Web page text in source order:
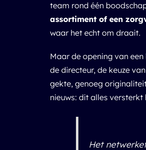
team rond één
assortiment of een
waar het echt om draait.
Maar de opening van
de directeur, de keuze
gekte, genoeg
nieuws: dit alles
Het